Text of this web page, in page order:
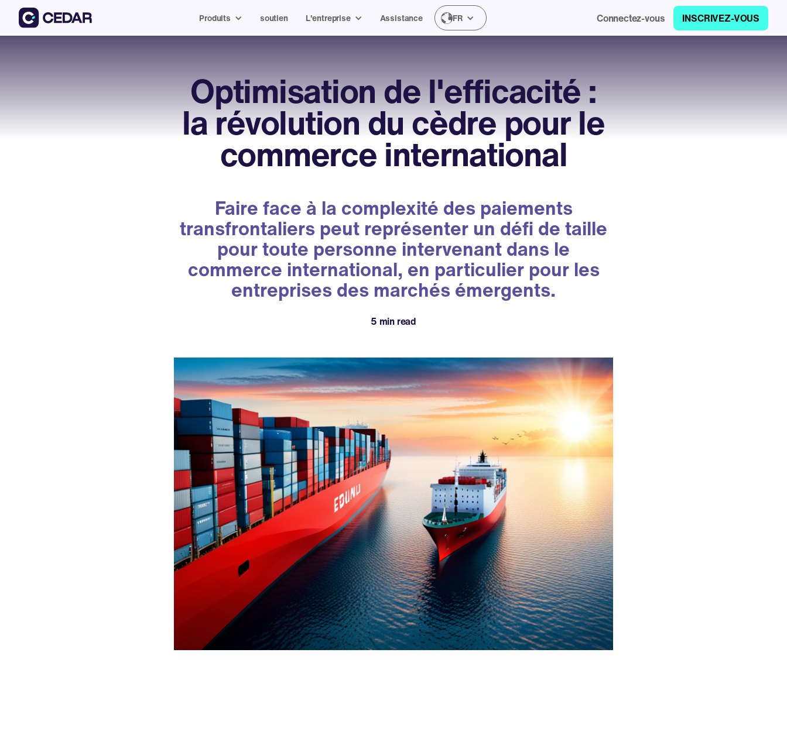
Produits soutien L'entreprise Assistance FR Connectez-vous INSCRIVEZ-VOUS
Optimisation de l'efficacité :
la révolution du cèdre pour le
commerce international
Faire face à la complexité des paiements
transfrontaliers peut représenter un défi de taille
pour toute personne intervenant dans le
commerce international, en particulier pour les
entreprises des marchés émergents.
5 min read